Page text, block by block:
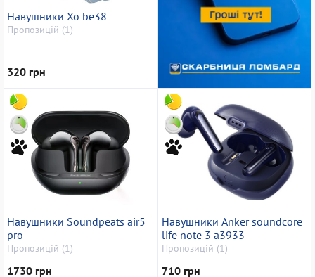
Навушники Xo be38
Пропозицій (1)
320 грн
Навушники Soundpeats air5
pro
Пропозицій (1)
1730 грн
Навушники Anker soundcore
life note 3 a3933
Пропозицій (1)
710 грн